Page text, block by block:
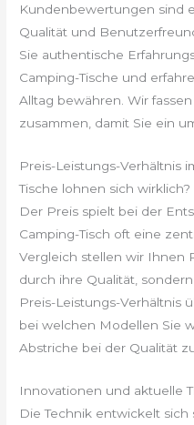
Kundenbewertungen sind
Qualität und
Sie authentische
Camping-Tische und
Alltag bewähren. Wir
zusammen, damit Sie ein
Preis-Leistungs-Verhältnis
Tische lohnen sich wirklich?
Der Preis spielt bei der
Camping-Tisch oft eine
Vergleich stellen wir Ihnen
durch ihre Qualität,
Preis-Leistungs-Verhältnis
bei welchen Modellen Sie
Abstriche bei der Qualität
Innovationen und aktuelle
Die Technik entwickelt